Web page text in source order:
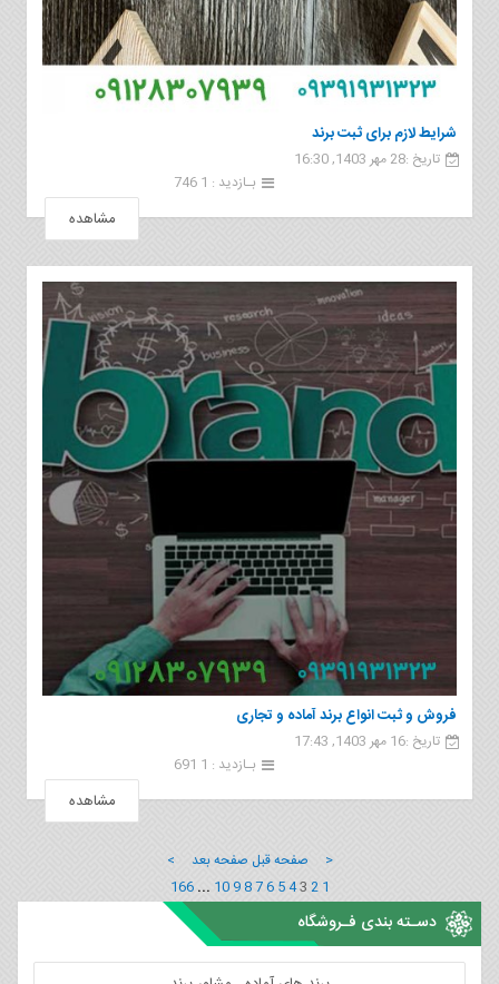
شرایط لازم برای ثبت برند
تاریخ :28 مهر 1403, 16:30
بـازدید : 1 746
مشاهده
فروش و ثبت انواع برند آماده و تجاری
تاریخ :16 مهر 1403, 17:43
بـازدید : 1 691
مشاهده
< صفحه قبل صفحه بعد >
1
2
3
4
5
6
7
8
9
10
...
166
دسـته بندی فـروشگاه